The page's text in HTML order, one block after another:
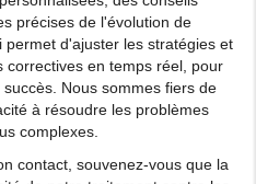
précises de l'évolution de
d'ajuster les stratégies et
en temps réel, pour
Nous sommes fiers de
à résoudre les problèmes
complexes.
contact, souvenez-vous que la